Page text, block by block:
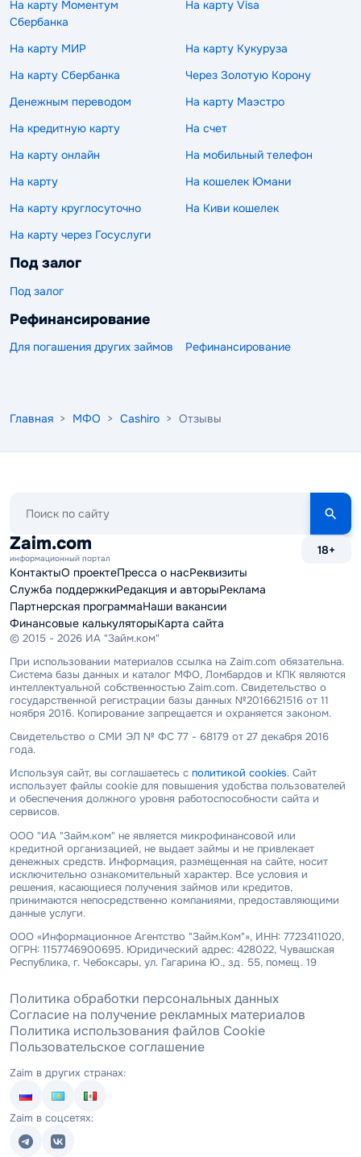
На карту Моментум
Сбербанка
На карту Visa
На карту МИР
На карту Кукуруза
На карту Сбербанка
Через Золотую Корону
Денежным переводом
На карту Маэстро
На кредитную карту
На счет
На карту онлайн
На мобильный телефон
На карту
На кошелек Юмани
На карту круглосуточно
На Киви кошелек
На карту через Госуслуги
Под залог
Под залог
Рефинансирование
Для погашения других займов Рефинансирование
Главная > МФО > Cashiro > Отзывы
сайту
Zaim.com
информационный портал
18+
КонтактыО проектеПресса о насРеквизиты
Служба поддержкиРедакция и авторыРеклама
Партнерская программаНаши вакансии
Финансовые калькуляторыКарта сайта
© 2015 - 2026 ИА "Займ.ком"
При использовании материалов ссылка на Zaim.com обязательна.
Система базы данных и каталог МФО, Ломбардов и КПК являются
интеллектуальной собственностью Zaim.com. Свидетельство о
государственной регистрации базы данных №2016621516 от 11
ноября 2016. Копирование запрещается и охраняется законом.
Свидетельство о СМИ ЭЛ № ФС 77 - 68179 от 27 декабря 2016
года.
Используя сайт, вы соглашаетесь с политикой cookies. Сайт
использует файлы cookie для повышения удобства пользователей
и обеспечения должного уровня работоспособности сайта и
сервисов.
ООО "ИА "Займ.ком" не является микрофинансовой или
кредитной организацией, не выдает займы и не привлекает
денежных средств. Информация, размещенная на сайте, носит
исключительно ознакомительный характер. Все условия и
решения, касающиеся получения займов или кредитов,
принимаются непосредственно компаниями, предоставляющими
данные услуги.
ООО «Информационное Агентство "Займ.Ком"», ИНН: 7723411020,
ОГРН: 1157746900695. Юридический адрес: 428022, Чувашская
Республика, г. Чебоксары, ул. Гагарина Ю., зд. 55, помещ. 19
Политика обработки персональных данных
Согласие на получение рекламных материалов
Политика использования файлов Cookie
Пользовательское соглашение
Zaim в других странах:
Zaim в соцсетях: